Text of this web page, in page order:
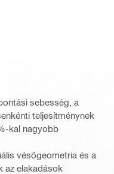
sebesség, a
teljesítménynek
kal nagyobb
vésőgeometria és a
az elakadások